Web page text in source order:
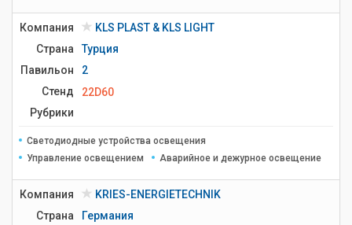
Компания
KLS PLAST & KLS LIGHT
Страна
Турция
Павильон
2
Стенд
22D60
Рубрики
Светодиодные устройства освещения
Управление освещением
Аварийное и дежурное освещение
Компания
KRIES-ENERGIETECHNIK
Страна
Германия